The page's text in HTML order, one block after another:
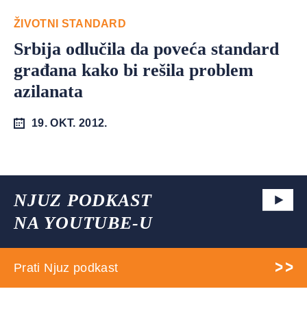
ŽIVOTNI STANDARD
Srbija odlučila da poveća standard
građana kako bi rešila problem
azilanata
19. OKT. 2012.
NJUZ PODKAST
NA YOUTUBE-U
Prati Njuz podkast